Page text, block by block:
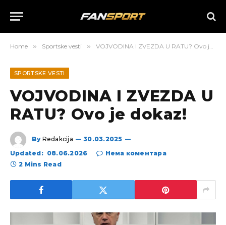
Home » Sportske vesti » VOJVODINA I ZVEZDA U RATU? Ovo je dokaz!
SPORTSKE VESTI
VOJVODINA I ZVEZDA U
RATU? Ovo je dokaz!
By Redakcija
30.03.2025
Updated: 08.06.2026
Нема коментара
2 Mins Read